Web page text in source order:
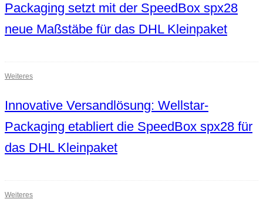
Packaging setzt mit der SpeedBox spx28
neue Maßstäbe für das DHL Kleinpaket
Weiteres
Innovative Versandlösung: Wellstar-
Packaging etabliert die SpeedBox spx28 für
das DHL Kleinpaket
Weiteres